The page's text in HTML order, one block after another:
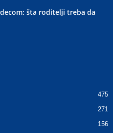
šta roditelji treba da
475
271
156